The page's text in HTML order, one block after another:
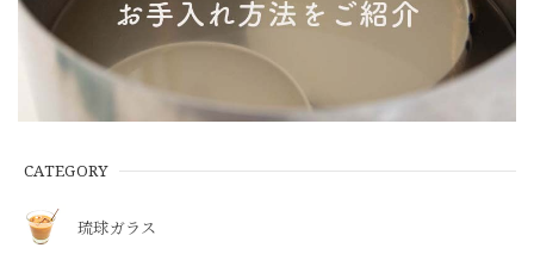
CATEGORY
琉球ガラス